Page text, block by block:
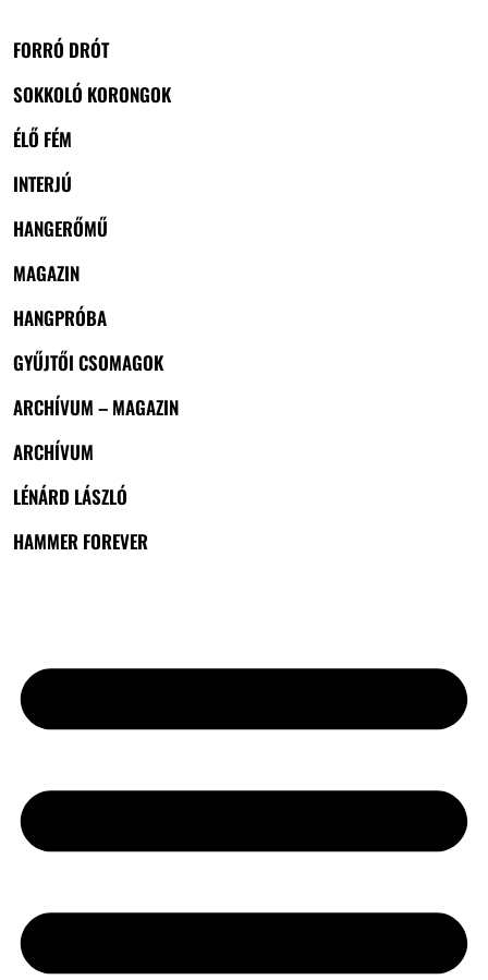
FORRÓ DRÓT
SOKKOLÓ KORONGOK
ÉLŐ FÉM
INTERJÚ
HANGERŐMŰ
MAGAZIN
HANGPRÓBA
GYŰJTŐI CSOMAGOK
ARCHÍVUM – MAGAZIN
ARCHÍVUM
LÉNÁRD LÁSZLÓ
HAMMER FOREVER